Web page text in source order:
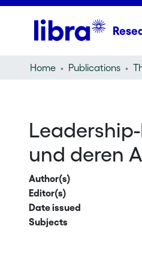
Home Publications
und deren
Author(s)
Editor(s)
Date issued
Subjects